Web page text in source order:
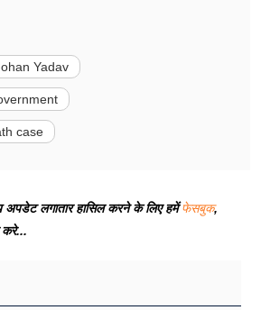
Yadav
case
लगातार हासिल करने के लिए हमेंफेसबुक,
करे...